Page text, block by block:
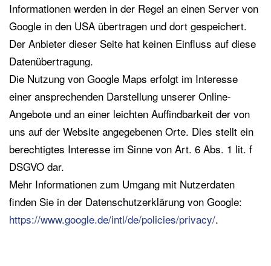
Informationen werden in der Regel an einen Server von
Google in den USA übertragen und dort gespeichert.
Der Anbieter dieser Seite hat keinen Einfluss auf diese
Datenübertragung.
Die Nutzung von Google Maps erfolgt im Interesse
einer ansprechenden Darstellung unserer Online-
Angebote und an einer leichten Auffindbarkeit der von
uns auf der Website angegebenen Orte. Dies stellt ein
berechtigtes Interesse im Sinne von Art. 6 Abs. 1 lit. f
DSGVO dar.
Mehr Informationen zum Umgang mit Nutzerdaten
finden Sie in der Datenschutzerklärung von Google:
https://www.google.de/intl/de/policies/privacy/.